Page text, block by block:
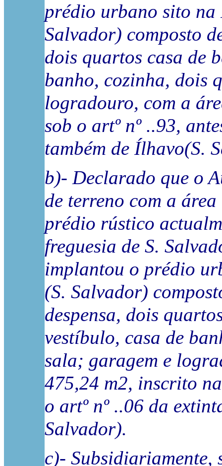
prédio urbano sito na
Salvador) composto
dois quartos casa de
banho, cozinha, dois
logradouro, com a
sob o artº nº ..93,
também de Ílhavo(S.
b)- Declarado que o
de terreno com a
prédio rústico
freguesia de S.
implantou o prédio
(S. Salvador)
despensa, dois
vestíbulo, casa de
sala; garagem e
475,24 m2, inscrito
o artº nº ..06 da
Salvador).
c)- Subsidiariamente,